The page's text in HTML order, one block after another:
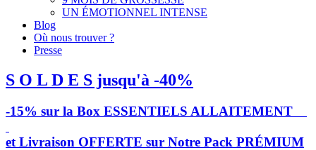
UN ÉMOTIONNEL INTENSE
Blog
Où nous trouver ?
Presse
S O L D E S jusqu'à -40%
-15% sur la Box ESSENTIELS ALLAITEMENT
et Livraison OFFERTE sur Notre Pack PRÉMIUM